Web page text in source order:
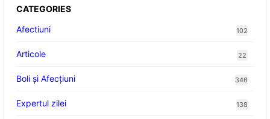
CATEGORIES
Afectiuni
102
Articole 22
Boli și Afecțiuni 346
Expertul zilei 138